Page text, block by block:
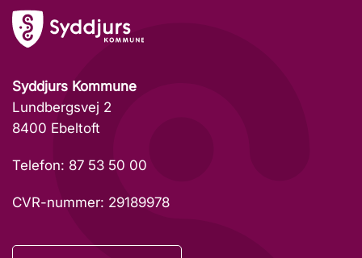
Syddjurs Kommune
Lundbergsvej 2
8400 Ebeltoft
Telefon: 87 53 50 00
CVR-nummer: 29189978